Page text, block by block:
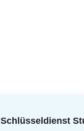
Schlüsseldienst